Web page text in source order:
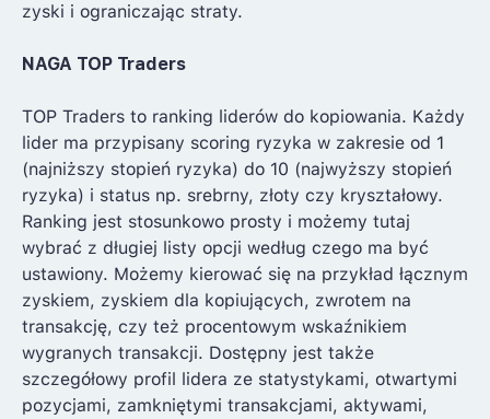
zyski i ograniczając straty.
NAGA TOP Traders
TOP Traders to ranking liderów do kopiowania. Każdy
lider ma przypisany scoring ryzyka w zakresie od 1
(najniższy stopień ryzyka) do 10 (najwyższy stopień
ryzyka) i status np. srebrny, złoty czy kryształowy.
Ranking jest stosunkowo prosty i możemy tutaj
wybrać z długiej listy opcji według czego ma być
ustawiony. Możemy kierować się na przykład łącznym
zyskiem, zyskiem dla kopiujących, zwrotem na
transakcję, czy też procentowym wskaźnikiem
wygranych transakcji. Dostępny jest także
szczegółowy profil lidera ze statystykami, otwartymi
pozycjami, zamkniętymi transakcjami, aktywami,